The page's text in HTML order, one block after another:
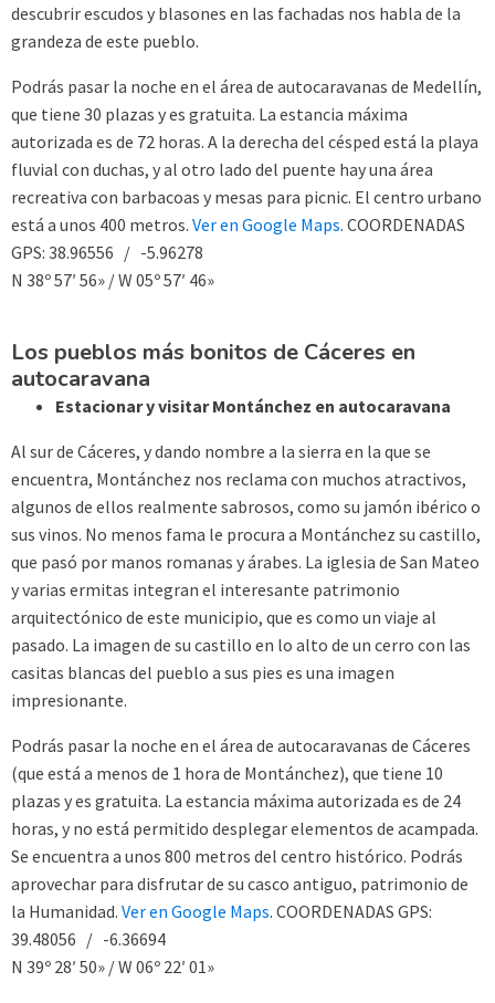
descubrir escudos y blasones en las fachadas nos habla de la
grandeza de este pueblo.
Podrás pasar la noche en el área de autocaravanas de Medellín,
que tiene 30 plazas y es gratuita. La estancia máxima
autorizada es de 72 horas. A la derecha del césped está la playa
fluvial con duchas, y al otro lado del puente hay una área
recreativa con barbacoas y mesas para picnic. El centro urbano
está a unos 400 metros. Ver en Google Maps. COORDENADAS
GPS: 38.96556 / -5.96278
N 38º 57′ 56» / W 05º 57′ 46»
Los pueblos más bonitos de Cáceres en
autocaravana
Estacionar y visitar Montánchez en autocaravana
Al sur de Cáceres, y dando nombre a la sierra en la que se
encuentra, Montánchez nos reclama con muchos atractivos,
algunos de ellos realmente sabrosos, como su jamón ibérico o
sus vinos. No menos fama le procura a Montánchez su castillo,
que pasó por manos romanas y árabes. La iglesia de San Mateo
y varias ermitas integran el interesante patrimonio
arquitectónico de este municipio, que es como un viaje al
pasado. La imagen de su castillo en lo alto de un cerro con las
casitas blancas del pueblo a sus pies es una imagen
impresionante.
Podrás pasar la noche en el área de autocaravanas de Cáceres
(que está a menos de 1 hora de Montánchez), que tiene 10
plazas y es gratuita. La estancia máxima autorizada es de 24
horas, y no está permitido desplegar elementos de acampada.
Se encuentra a unos 800 metros del centro histórico. Podrás
aprovechar para disfrutar de su casco antiguo, patrimonio de
la Humanidad. Ver en Google Maps. COORDENADAS GPS:
39.48056 / -6.36694
N 39º 28′ 50» / W 06º 22′ 01»